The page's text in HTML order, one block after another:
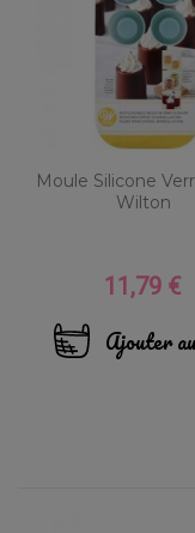
Moule Silicone
Wilton
Prix
11,79 €
Ajouter